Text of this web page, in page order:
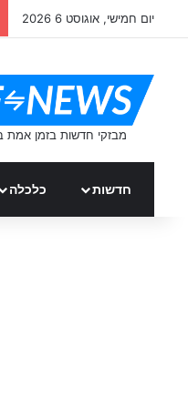
יום חמישי, אוגוסט 6 2026
חדשות כלכלה